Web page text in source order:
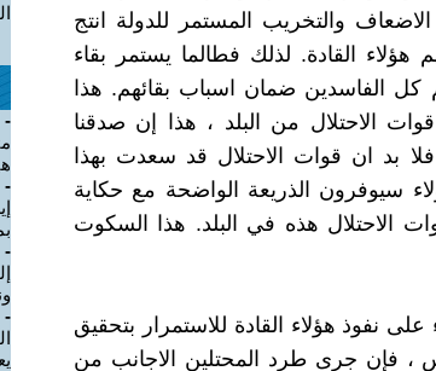
والتخريب المستمر للدولة انتج
هؤلاء القادة. لذلك فطالما يستمر بقاء
كل الفاسدين ضمان اسباب بقائهم. هذا
الاحتلال من البلد ، هذا إن صدقنا
بد ان قوات الاحتلال قد سعدت بهذا
سيوفرون الذريعة الواضحة مع حكاية
الاحتلال هذه في البلد. هذا السكوت
نفوذ هؤلاء القادة للاستمرار بتحقيق
، فإن جرى طرد المحتلين الاجانب من
-
-
-
-